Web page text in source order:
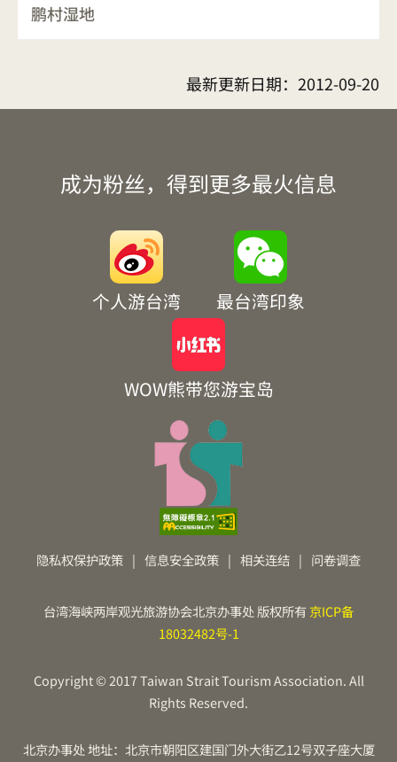
鹏村湿地
最新更新日期： 2012-09-20
成为粉丝，得到更多最火信息
个人游台湾 最台湾印象
WOW熊带您游宝岛
隐私权保护政策 | 信息安全政策 | 相关连结 | 问卷调查
台湾海峡两岸观光旅游协会北京办事处 版权所有京ICP备
18032482号-1
Copyright © 2017 Taiwan Strait Tourism Association. All
Rights Reserved.
北京办事处 地址：北京市朝阳区建国门外大街乙12号双子座大厦